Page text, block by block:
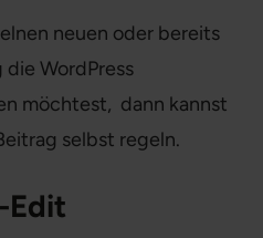
neuen oder bereits
WordPress
möchtest, dann kannst
selbst regeln.
Edit